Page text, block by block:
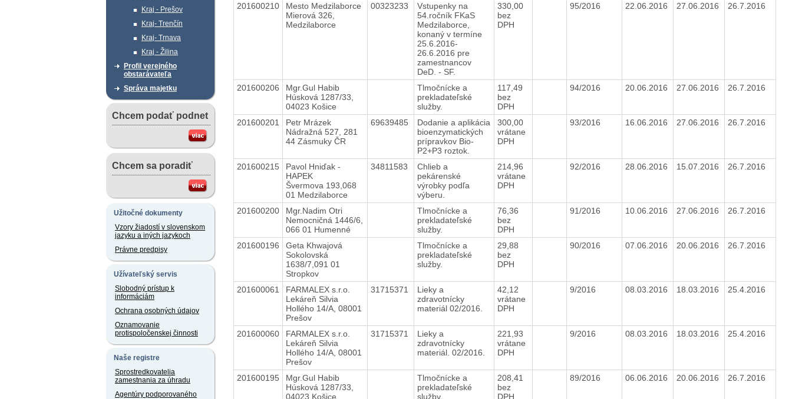
Kraj - Prešov
Kraj- Trenčín
Kraj- Trnava
Kraj - Žilina
Profil verejného
obstarávateľa
Správa majetku
Chcem podať podnet
Chcem sa poradiť
Užitočné dokumenty
Vzory žiadostí v slovenskom
jazyku a iných jazykoch
Právne predpisy
Užívateľský servis
Slobodný prístup k
informáciám
Ochrana osobných údajov
Oznamovanie
protispoločenskej činnosti
Naše registre
Sprostredkovatelia
zamestnania za úhradu
Agentúry podporovaného
201600210
Mesto Medzilaborce
Mierová 326,
Medzilaborce
00323233
Vstupenky na
54.ročník FKaS
Medzilaborce,
konaný v termíne
25.6.2016-
26.6.2016 pre
zamestnancov
DeD. - SF.
330,00
bez
DPH
95/2016 22.06.2016 27.06.2016 26.7.2016
201600206
Mgr.Gul Habib
Húsková 1287/33,
04023 Košice
Tlmočnícke a
prekladateľské
služby.
117,49
bez
DPH
94/2016 20.06.2016 27.06.2016 26.7.2016
201600201
Petr Mrázek
Nádražná 527, 281
44 Zásmuky ČR
69639485
Dodanie a aplikácia
bioenzymatických
prípravkov Bio-
P2+P3 roztok.
300,00
vrátane
DPH
93/2016 16.06.2016 27.06.2016 26.7.2016
201600215
Pavol Hniďak -
HAPEK
Švermova 193,068
01 Medzilaborce
34811583
Chlieb a
pekárenské
výrobky podľa
výberu.
214,96
vrátane
DPH
92/2016 28.06.2016 15.07.2016 26.7.2016
201600200
Mgr.Nadim Otri
Nemocničná 1446/6,
066 01 Humenné
Tlmočnícke a
prekladateľské
služby.
76,36
bez
DPH
91/2016 10.06.2016 27.06.2016 26.7.2016
201600196
Geta Khwajová
Sokolovská
1638/7,091 01
Stropkov
Tlmočnícke a
prekladateľské
služby.
29,88
bez
DPH
90/2016 07.06.2016 20.06.2016 26.7.2016
201600061
FARMALEX s.r.o.
Lekáreň Silvia
Hollého 14/A, 08001
Prešov
31715371
Lieky a
zdravotnícky
materiál 02/2016.
42,12
vrátane
DPH
9/2016 08.03.2016 18.03.2016 25.4.2016
201600060
FARMALEX s.r.o.
Lekáreň Silvia
Hollého 14/A, 08001
Prešov
31715371
Lieky a
zdravotnícky
materiál. 02/2016.
221,93
vrátane
DPH
9/2016 08.03.2016 18.03.2016 25.4.2016
201600195
Mgr.Gul Habib
Húsková 1287/33,
04023 Košice
Tlmočnícke a
prekladateľské
služby.
208,41
bez
DPH
89/2016 06.06.2016 20.06.2016 26.7.2016